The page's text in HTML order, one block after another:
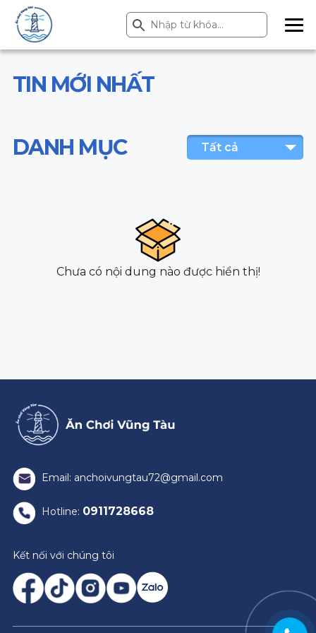
Search
for:
Search Button
ME
NU
TIN MỚI NHẤT
DANH MỤC Tất cả
Chưa có nội dung nào được hiển thị!
Email: anchoivungtau72@gmail.com
Hotline: 0911728668
Kết nối với chúng tôi